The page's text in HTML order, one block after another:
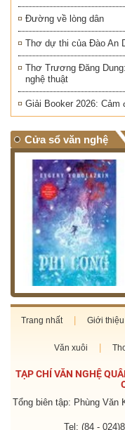
Đường về lòng dân
Thơ dự thi của Đào An
Thơ Trương Đăng
nghệ thuật
Giải Booker 2026:
Cửa sổ văn nghệ
Trang nhất Giới thiệu
Văn xuôi
TẠP CHÍ VĂN NGHỆ
Tổng biên tập: Phùng Văn
Tel: (84 -